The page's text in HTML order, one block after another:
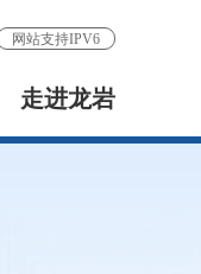
网站支持IPV6
走进龙岩